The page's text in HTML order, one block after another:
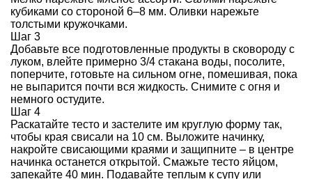
кубиками со стороной 6–8 мм. Оливки нарежьте
толстыми кружочками.
Шаг 3
Добавьте все подготовленные продукты в сковороду с
луком, влейте примерно 3/4 стакана воды, посолите,
поперчите, готовьте на сильном огне, помешивая, пока
не выпарится почти вся жидкость. Снимите с огня и
немного остудите.
Шаг 4
Раскатайте тесто и застелите им круглую форму так,
чтобы края свисали на 10 см. Выложите начинку,
накройте свисающими краями и защипните – в центре
начинка останется открытой. Смажьте тесто яйцом,
запекайте 40 мин. Подавайте теплым к супу или